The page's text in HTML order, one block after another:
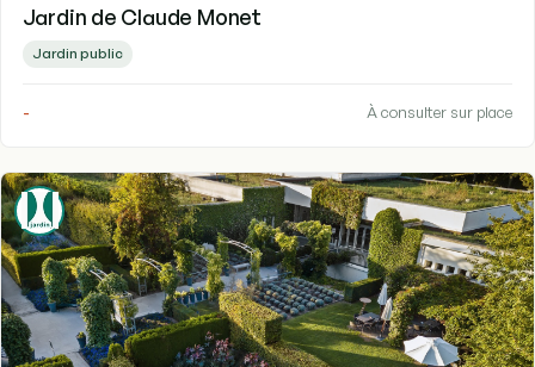
Jardin de Claude Monet
Jardin public
- À consulter sur place